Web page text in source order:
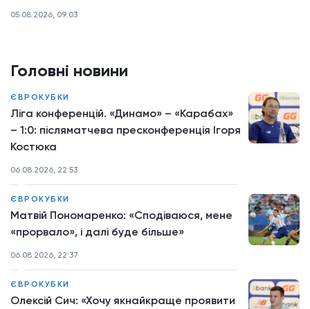
Головні новини
ЄВРОКУБКИ
Ліга конференцій. «Динамо» – «Карабах»
– 1:0: післяматчева пресконференція Ігоря
Костюка
06.08.2026, 22:53
ЄВРОКУБКИ
Матвій Пономаренко: «Сподіваюся, мене
«прорвало», і далі буде більше»
06.08.2026, 22:37
ЄВРОКУБКИ
Олексій Сич: «Хочу якнайкраще проявити
05.08.2026, 09:03